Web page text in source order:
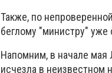
Также, по
беглому "министру"
Напомним, в начале мая
исчезла в неизвестном